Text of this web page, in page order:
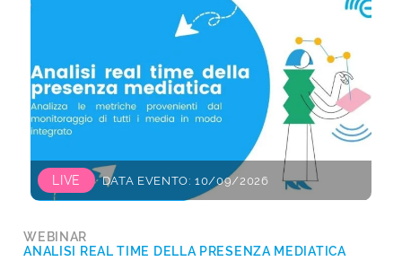
LIVE DATA EVENTO: 10/09/2026
WEBINAR
ANALISI REAL TIME DELLA PRESENZA MEDIATICA